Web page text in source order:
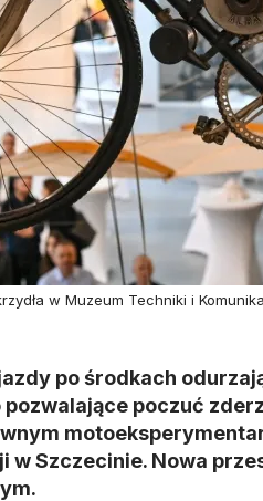
w Muzeum Techniki i
po środkach
poczuć
w Szczecinie. Nowa